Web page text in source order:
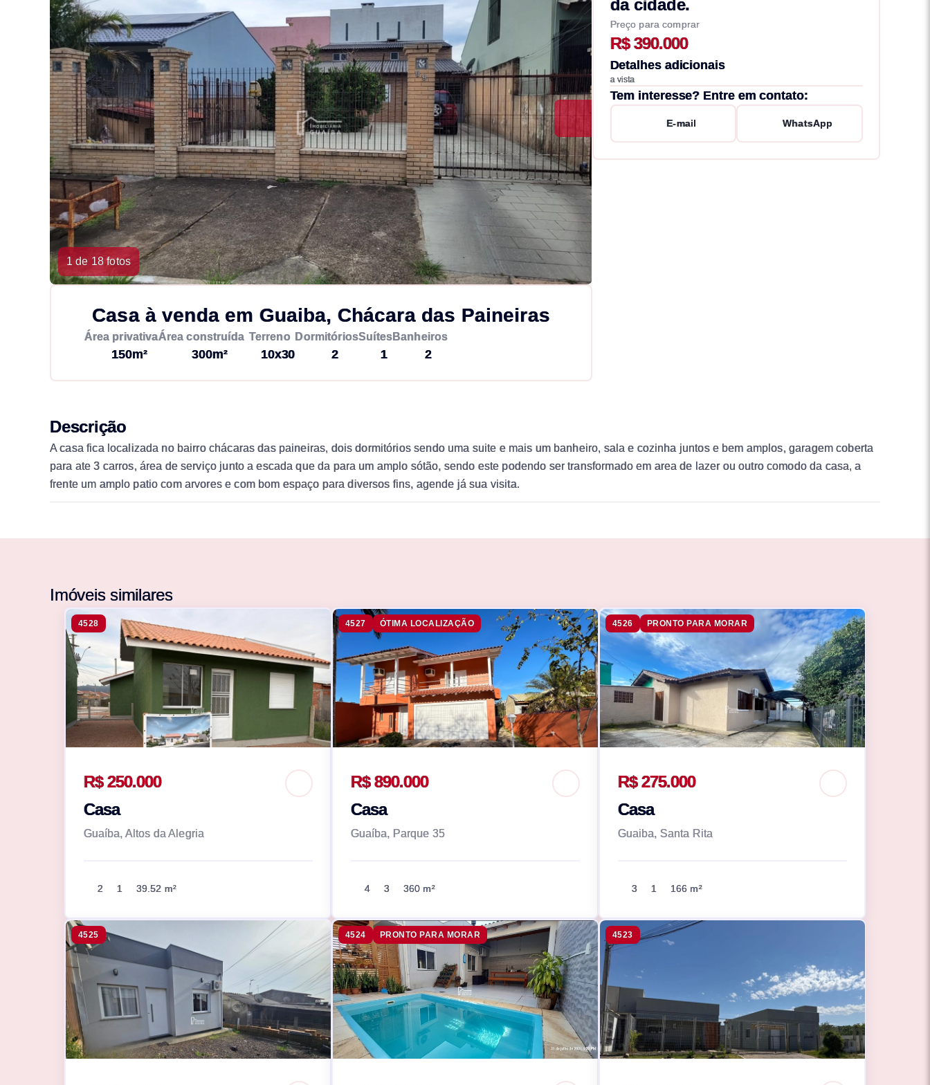
1 de 18 fotos
Casa à venda em Guaiba, Chácara das Paineiras
Área privativa
150m²
Área construída
300m²
Terreno
10x30
Dormitórios
2
Suítes
1
Banheiros
2
da cidade.
Preço para comprar
R$ 390.000
Detalhes adicionais
a vista
Tem interesse? Entre em contato:
E-mail WhatsApp
Descrição
A casa fica localizada no bairro chácaras das paineiras, dois dormitórios sendo uma suite e mais um banheiro, sala e cozinha juntos e bem amplos, garagem coberta
para ate 3 carros, área de serviço junto a escada que da para um amplo sótão, sendo este podendo ser transformado em area de lazer ou outro comodo da casa, a
frente um amplo patio com arvores e com bom espaço para diversos fins, agende já sua visita.
Imóveis similares
4528
R$ 250.000
Casa
Guaíba, Altos da Alegria
2 1 39.52 m²
4527 ÓTIMA LOCALIZAÇÃO
R$ 890.000
Casa
Guaíba, Parque 35
4 3 360 m²
4526 PRONTO PARA MORAR
R$ 275.000
Casa
Guaiba, Santa Rita
3 1 166 m²
4525 4524 PRONTO PARA MORAR 4523